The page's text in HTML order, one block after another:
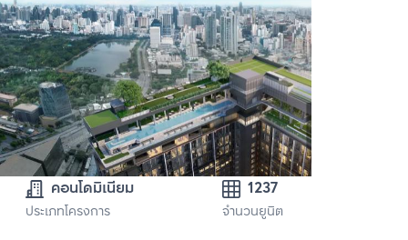
คอนโดมิเนียม
ประเภทโครงการ
1237
จำนวนยูนิต